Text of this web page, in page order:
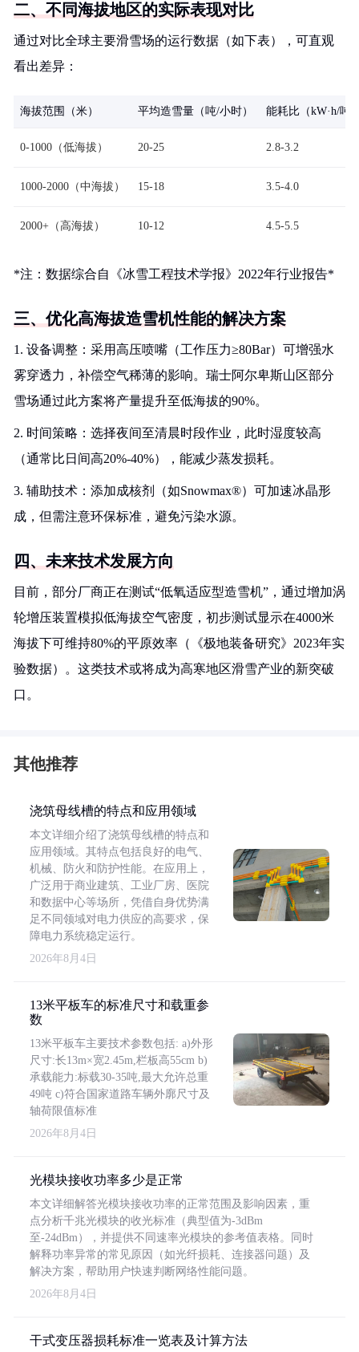
二、不同海拔地区的实际表现对比
通过对比全球主要滑雪场的运行数据（如下表），可直观
看出差异：
海拔范围（米） 平均造雪量（吨/小时） 能耗比（kW·h/吨
0-1000（低海拔） 20-25 2.8-3.2
1000-2000（中海拔） 15-18 3.5-4.0
2000+（高海拔） 10-12 4.5-5.5
*注：数据综合自《冰雪工程技术学报》2022年行业报告*
三、优化高海拔造雪机性能的解决方案
1. 设备调整：采用高压喷嘴（工作压力≥80Bar）可增强水
雾穿透力，补偿空气稀薄的影响。瑞士阿尔卑斯山区部分
雪场通过此方案将产量提升至低海拔的90%。
2. 时间策略：选择夜间至清晨时段作业，此时湿度较高
（通常比日间高20%-40%），能减少蒸发损耗。
3. 辅助技术：添加成核剂（如Snowmax®）可加速冰晶形
成，但需注意环保标准，避免污染水源。
四、未来技术发展方向
目前，部分厂商正在测试“低氧适应型造雪机”，通过增加涡
轮增压装置模拟低海拔空气密度，初步测试显示在4000米
海拔下可维持80%的平原效率（《极地装备研究》2023年实
验数据）。这类技术或将成为高寒地区滑雪产业的新突破
口。
其他推荐
浇筑母线槽的特点和应用领域
本文详细介绍了浇筑母线槽的特点和
应用领域。其特点包括良好的电气、
机械、防火和防护性能。在应用上，
广泛用于商业建筑、工业厂房、医院
和数据中心等场所，凭借自身优势满
足不同领域对电力供应的高要求，保
障电力系统稳定运行。
2026年8月4日
13米平板车的标准尺寸和载重参
数
13米平板车主要技术参数包括: a)外形
尺寸:长13m×宽2.45m,栏板高55cm b)
承载能力:标载30-35吨,最大允许总重
49吨 c)符合国家道路车辆外廓尺寸及
轴荷限值标准
2026年8月4日
光模块接收功率多少是正常
本文详细解答光模块接收功率的正常范围及影响因素，重
点分析千兆光模块的收光标准（典型值为-3dBm
至-24dBm），并提供不同速率光模块的参考值表格。同时
解释功率异常的常见原因（如光纤损耗、连接器问题）及
解决方案，帮助用户快速判断网络性能问题。
2026年8月4日
干式变压器损耗标准一览表及计算方法